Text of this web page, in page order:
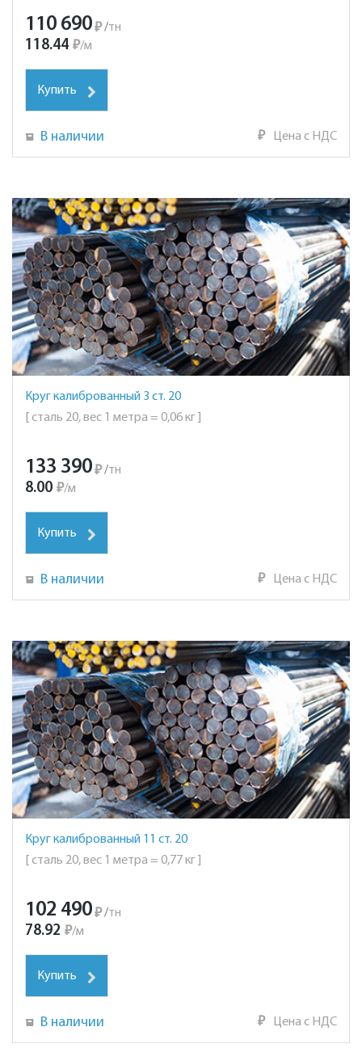
110 690₽ /тн
118.44 ₽/м
Купить
В наличии ₽ Цена с НДС
Круг калиброванный 3 ст. 20
[ сталь 20, вес 1 метра = 0,06 кг ]
133 390₽ /тн
8.00 ₽/м
Купить
В наличии ₽ Цена с НДС
Круг калиброванный 11 ст. 20
[ сталь 20, вес 1 метра = 0,77 кг ]
102 490₽ /тн
78.92 ₽/м
Купить
В наличии ₽ Цена с НДС